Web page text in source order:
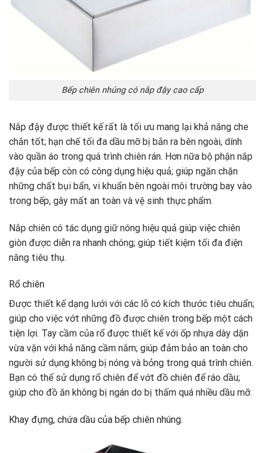
Bếp chiên nhúng có nắp đậy cao cấp
Nắp đậy được thiết kế rất là tối ưu mang lại khả năng che
chắn tốt; hạn chế tối đa dầu mỡ bị bắn ra bên ngoài, dính
vào quần áo trong quá trình chiên rán. Hơn nữa bộ phận nắp
đậy của bếp còn có công dụng hiệu quả; giúp ngăn chặn
những chất bụi bẩn, vi khuẩn bên ngoài môi trường bay vào
trong bếp, gây mất an toàn và vệ sinh thực phẩm.
Nắp chiên có tác dụng giữ nóng hiệu quả giúp việc chiên
giòn được diễn ra nhanh chóng; giúp tiết kiệm tối đa điện
năng tiêu thụ.
Rổ chiên
Được thiết kế dạng lưới với các lỗ có kích thước tiêu chuẩn;
giúp cho việc vớt những đồ được chiên trong bếp một cách
tiện lợi. Tay cầm của rổ được thiết kế với ốp nhựa dày dặn
vừa vặn với khả năng cầm nắm; giúp đảm bảo an toàn cho
người sử dụng không bị nóng và bỏng trong quá trình chiên.
Bạn có thể sử dụng rổ chiên để vớt đồ chiên để ráo dầu;
giúp cho đồ ăn không bị ngán do bị thấm quá nhiều dầu mỡ.
Khay đựng, chứa dầu của bếp chiên nhúng.